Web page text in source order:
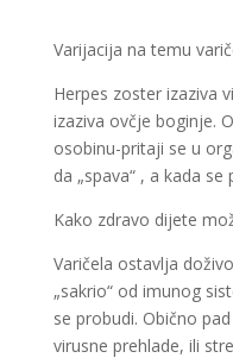
Varijacija na temu
Herpes zoster izaziva
izaziva ovčje boginje.
osobinu-pritaji se u
da „spava“ , a kada
Kako zdravo dijete
Varičela ostavlja
„sakrio“ od imunog
se probudi. Obično
virusne prehlade, ili